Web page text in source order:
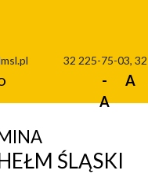
32 225-75-03,
-
A
A
ŚLĄSKI